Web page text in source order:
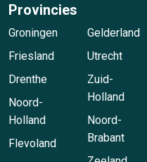
Provincies
Groningen
Friesland
Drenthe
Noord-
Holland
Flevoland
Gelderland
Utrecht
Zuid-
Holland
Noord-
Brabant